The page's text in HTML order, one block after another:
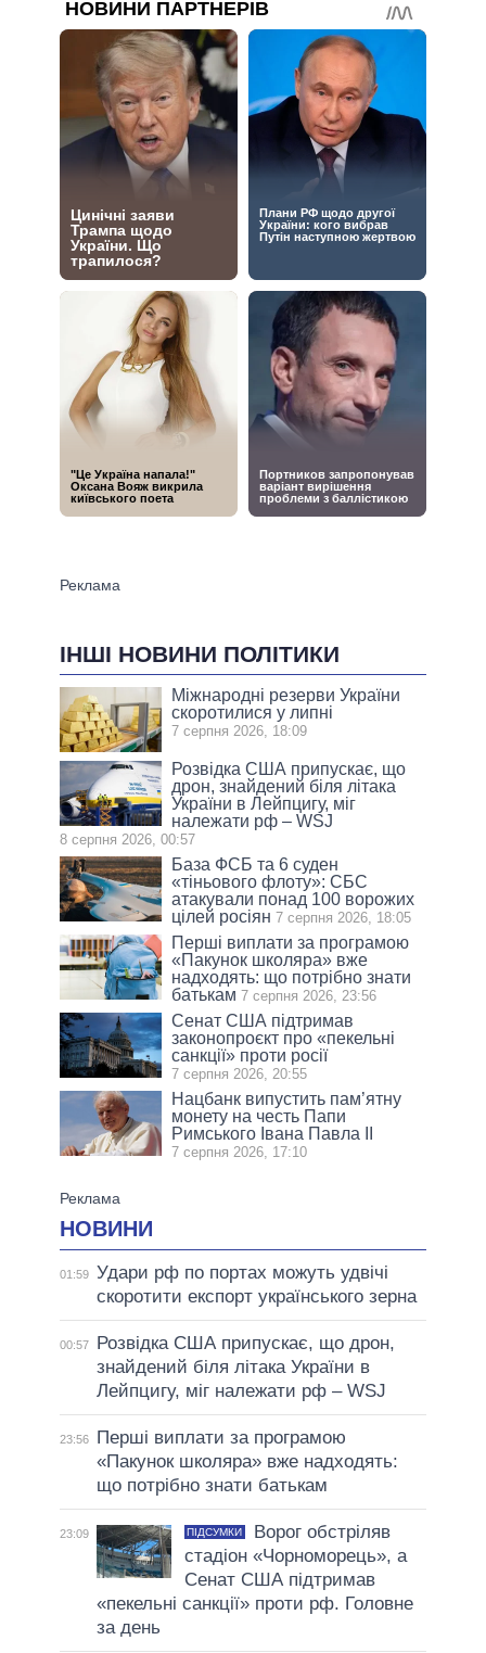
ІНШІ НОВИНИ ПОЛІТИКИ
Міжнародні резерви України
скоротилися у липні
7 серпня 2026, 18:09
Розвідка США припускає, що
дрон, знайдений біля літака
України в Лейпцигу, міг
належати рф – WSJ
8 серпня 2026, 00:57
База ФСБ та 6 суден
«тіньового флоту»: СБС
атакували понад 100 ворожих
цілей росіян 7 серпня 2026, 18:05
Перші виплати за програмою
«Пакунок школяра» вже
надходять: що потрібно знати
батькам 7 серпня 2026, 23:56
Сенат США підтримав
законопроєкт про «пекельні
санкції» проти росії
7 серпня 2026, 20:55
Нацбанк випустить пам’ятну
монету на честь Папи
Римського Івана Павла II
7 серпня 2026, 17:10
НОВИНИ
01:59 Удари рф по портах можуть удвічі
скоротити експорт українського зерна
00:57
Розвідка США припускає, що дрон,
знайдений біля літака України в
Лейпцигу, міг належати рф – WSJ
23:56
Перші виплати за програмою
«Пакунок школяра» вже надходять:
що потрібно знати батькам
23:09 ПІДСУМКИ
Ворог обстріляв
стадіон «Чорноморець», а
Сенат США підтримав
«пекельні санкції» проти рф. Головне
за день